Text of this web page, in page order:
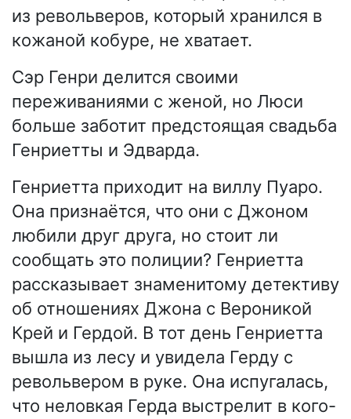
из револьверов, который хранился в
кожаной кобуре, не хватает.
Сэр Генри делится своими
переживаниями с женой, но Люси
больше заботит предстоящая свадьба
Генриетты и Эдварда.
Генриетта приходит на виллу Пуаро.
Она признаётся, что они с Джоном
любили друг друга, но стоит ли
сообщать это полиции? Генриетта
рассказывает знаменитому детективу
об отношениях Джона с Вероникой
Крей и Гердой. В тот день Генриетта
вышла из лесу и увидела Герду с
револьвером в руке. Она испугалась,
что неловкая Герда выстрелит в кого-